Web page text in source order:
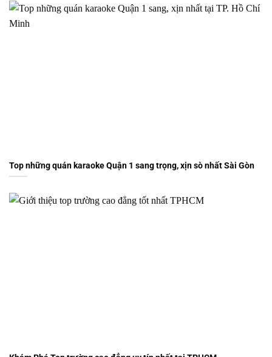
Top những quán karaoke Quận 1 sang trọng, xịn sò nhất Sài Gòn